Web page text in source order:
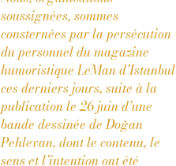
soussignées, sommes
consternées par la persécution
du personnel du magazine
humoristique LeMan d’Istanbul
ces derniers jours, suite à la
publication le 26 juin d’une
bande dessinée de Doğan
Pehlevan, dont le contenu, le
sens et l’intention ont été